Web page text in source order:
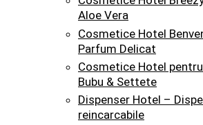
Aloe Vera
Cosmetice Hotel
Parfum Delicat
Cosmetice Hotel
Bubu & Settete
Dispenser Hotel –
reincarcabile